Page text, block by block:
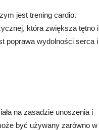
jest trening cardio.
która zwiększa tętno i
poprawa wydolności serca i
na zasadzie unoszenia i
być używany zarówno w